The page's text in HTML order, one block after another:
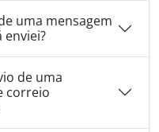
uma mensagem
de uma
correio